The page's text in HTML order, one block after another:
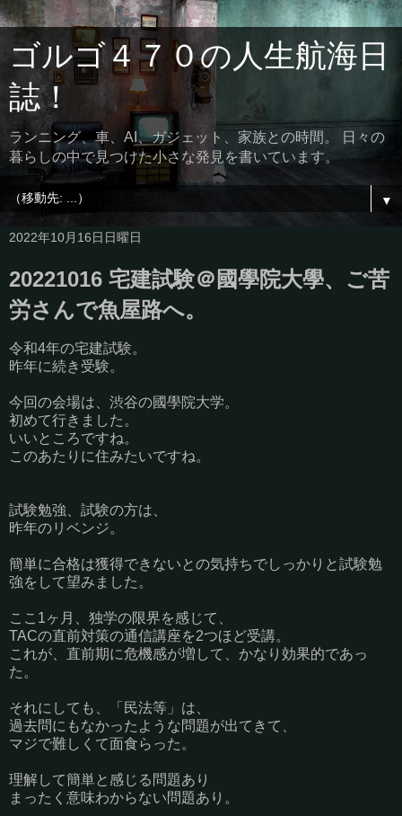
ゴルゴ４７０の人生航海日
誌！
ランニング、車、AI、ガジェット、家族との時間。 日々の
暮らしの中で見つけた小さな発見を書いています。
▼
2022年10月16日日曜日
20221016 宅建試験＠國學院大學、ご苦
労さんで魚屋路へ。
令和4年の宅建試験。
昨年に続き受験。
今回の会場は、渋谷の國學院大学。
初めて行きました。
いいところですね。
このあたりに住みたいですね。
試験勉強、試験の方は、
昨年のリベンジ。
簡単に合格は獲得できないとの気持ちでしっかりと試験勉
強をして望みました。
ここ1ヶ月、独学の限界を感じて、
TACの直前対策の通信講座を2つほど受講。
これが、直前期に危機感が増して、かなり効果的であっ
た。
それにしても、「民法等」は、
過去問にもなかったような問題が出てきて、
マジで難しくて面食らった。
理解して簡単と感じる問題あり
まったく意味わからない問題あり。